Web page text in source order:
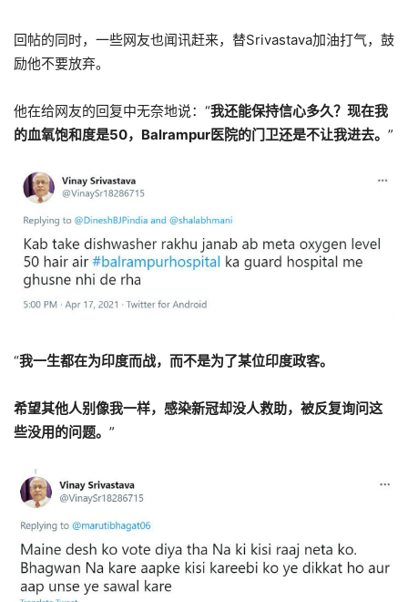
回帖的同时，一些网友也闻讯赶来，替Srivastava加油打气，鼓
励他不要放弃。
他在给网友的回复中无奈地说：“我还能保持信心多久？现在我
的血氧饱和度是50，Balrampur医院的门卫还是不让我进去。 ”
“我一生都在为印度而战，而不是为了某位印度政客。
希望其他人别像我一样，感染新冠却没人救助，被反复询问这
些没用的问题。 ”